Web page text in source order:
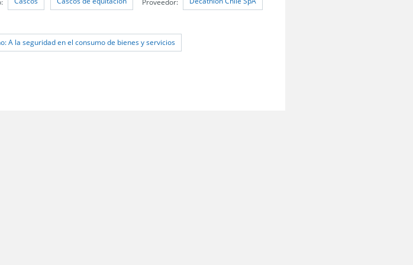
A la seguridad en el consumo de bienes y servicios